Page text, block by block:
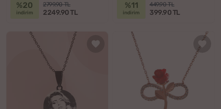
%20
indirim
2799.90 TL
2249.90 TL
%11
indirim
449.90 TL
399.90 TL